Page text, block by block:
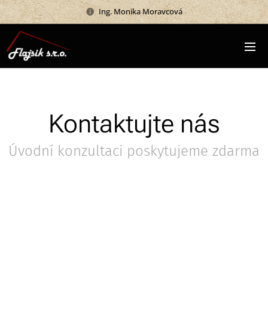
Ing. Monika Moravcová
Kontaktujte nás
Úvodní konzultaci poskytujeme zdarma